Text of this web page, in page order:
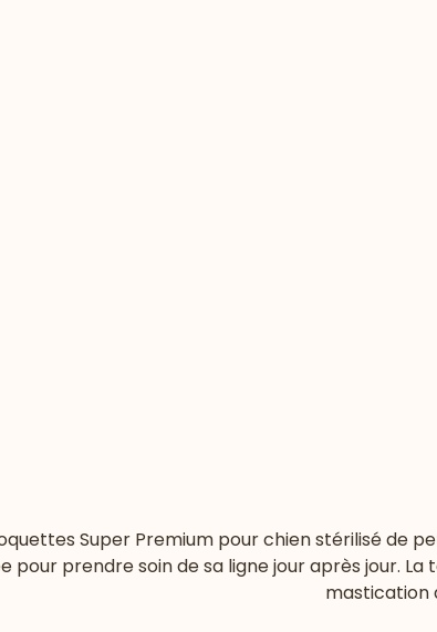
Super Premium pour chien stérilisé de
pour prendre soin de sa ligne jour après jour.
mastication